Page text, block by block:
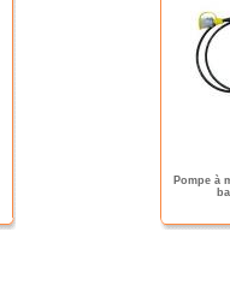
Pompe à